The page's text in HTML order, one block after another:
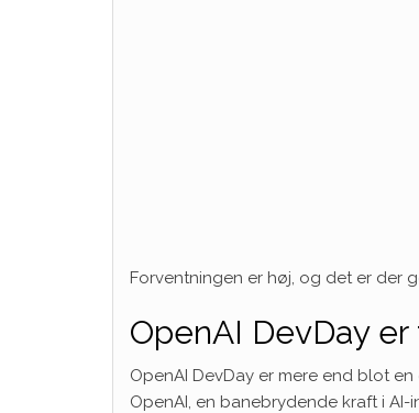
Forventningen er høj, og det er der
OpenAI DevDay
OpenAI DevDay er mere end blot
OpenAI, en banebrydende kraft i